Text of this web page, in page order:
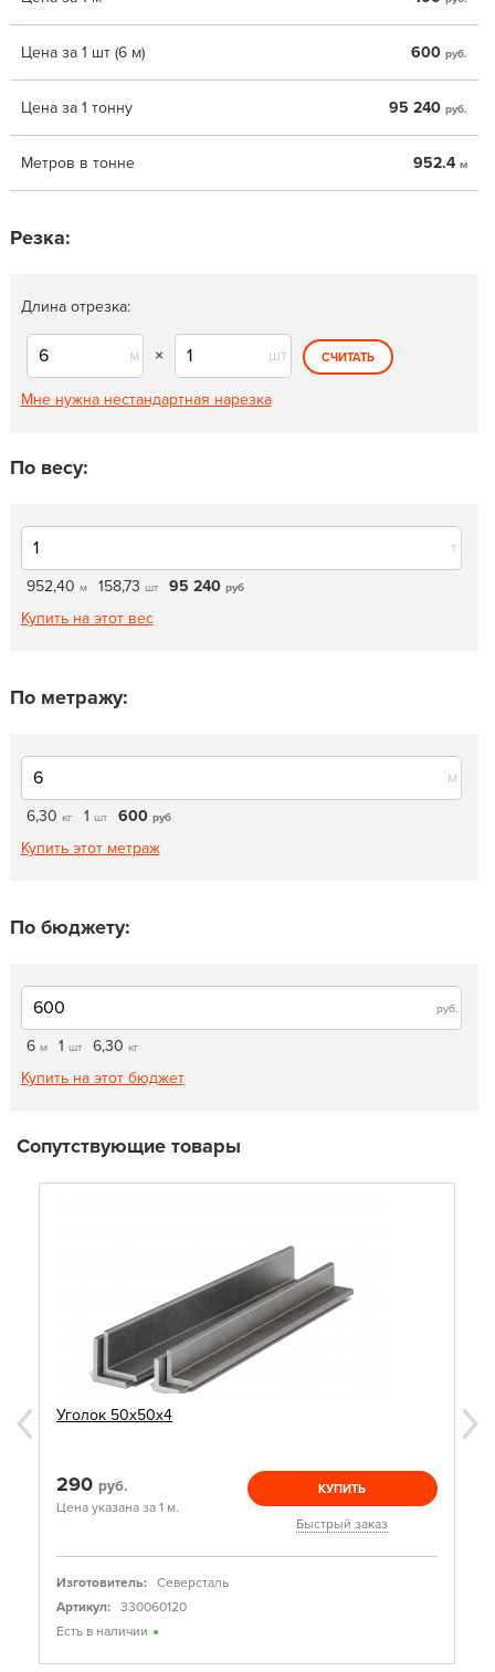
Цена за 1 шт (6 м) 600 руб.
Цена за 1 тонну 95 240 руб.
Метров в тонне 952.4 м
Резка:
Длина отрезка:
м × шт СЧИТАТЬ
Мне нужна нестандартная нарезка
По весу:
т
952,40 м 158,73 шт 95 240 руб
Купить на этот вес
По метражу:
м
6,30 кг 1 шт 600 руб
Купить этот метраж
По бюджету:
руб.
6 м 1 шт 6,30 кг
Купить на этот бюджет
Сопутствующие товары
Уголок 50х50х4
290 руб.
Цена указана за 1 м.
КУПИТЬ
Быстрый заказ
Изготовитель:
Северсталь
Артикул:
330060120
Есть в наличии